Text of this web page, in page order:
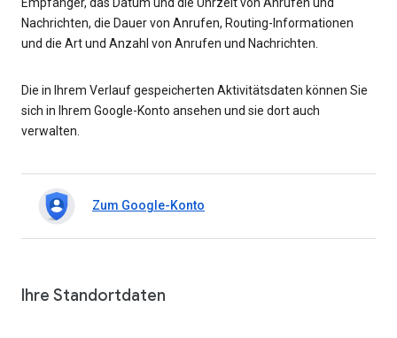
Empfänger, das Datum und die Uhrzeit von Anrufen und
Nachrichten, die Dauer von Anrufen, Routing-Informationen
und die Art und Anzahl von Anrufen und Nachrichten.
Die in Ihrem Verlauf gespeicherten Aktivitätsdaten können Sie
sich in Ihrem Google-Konto ansehen und sie dort auch
verwalten.
Zum Google-Konto
Ihre Standortdaten